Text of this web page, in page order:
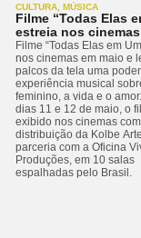
CULTURA MÚSICA
Filme “Todas Elas
estreia nos cinemas
Filme “Todas Elas em
nos cinemas em maio e
palcos da tela uma
experiência musical
feminino, a vida e o
dias 11 e 12 de maio, o
exibido nos cinemas com
distribuição da Kolbe
parceria com a Oficina
Produções, em 10 salas
espalhadas pelo Brasil.